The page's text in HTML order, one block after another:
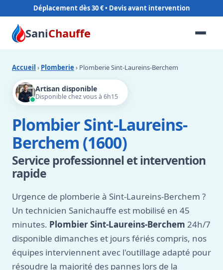
Déplacement dès 30 €
SaniChauffe
Accueil › Plomberie › Plomberie Sint-Laureins-Berchem
Artisan disponible
Disponible chez vous à 6h15
Plombier Sint-Laureins-
Berchem (1600)
Service professionnel et intervention
rapide
Urgence de plomberie à Sint-Laureins-Berchem ?
Un technicien Sanichauffe est mobilisé en 45
minutes. Plombier Sint-Laureins-Berchem 24h/7
disponible dimanches et jours fériés compris, nos
équipes interviennent avec l'outillage adapté pour
résoudre la majorité des pannes lors de la